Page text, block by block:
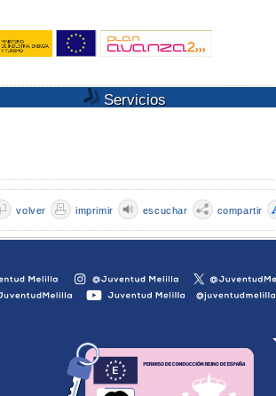
Servicios
compartir
escuchar
imprimir
volver